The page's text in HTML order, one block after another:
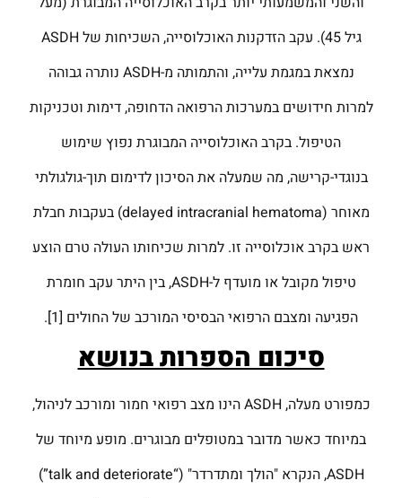
גיל 45). עקב הזדקנות האוכלוסייה, השכיחות של ASDH
נמצאת במגמת עלייה, והתמותה מ-ASDH נותרה גבוהה
למרות חידושים במערכות הרפואה הדחופה, דימות וטכניקות
הטיפול. בקרב האוכלוסייה המבוגרת נפוץ שימוש
בנוגדי-קרישה, מה שמעלה את הסיכון לדימום תוך-גולגולתי
מאוחר (delayed intracranial hematoma) בעקבות חבלת
ראש בקרב אוכלוסייה זו. למרות שכיחותו העולה טרם הוצע
טיפול מקובל או מועדף ל-ASDH, בין היתר עקב חומרת
הפגיעה ומצבם הרפואי הבסיסי המורכב של החולים [1].
סיכום הספרות בנושא
כמפורט מעלה, ASDH הינו מצב רפואי חמור ומורכב לניהול,
במיוחד כאשר מדובר במטופלים מבוגרים. מופע מיוחד של
ASDH, הנקרא "הולך ומתדרדר" (“talk and deteriorate”)